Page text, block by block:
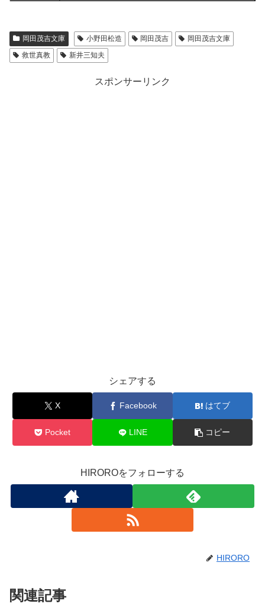
岡田茂吉文庫 小野田松造 岡田茂吉
岡田茂吉文庫
救世真教
新井三知夫
スポンサーリンク
シェアする
X Facebook はてブ
Pocket LINE コピー
HIROROをフォローする
HIRORO
関連記事